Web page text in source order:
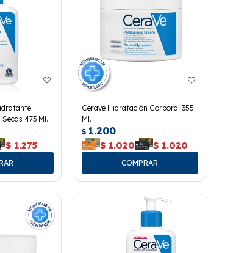
473 Ml.
$ 1.275
Cerave Hidratación Corporal 355
Ml.
$ 1.200
$ 1.020 $ 1.020